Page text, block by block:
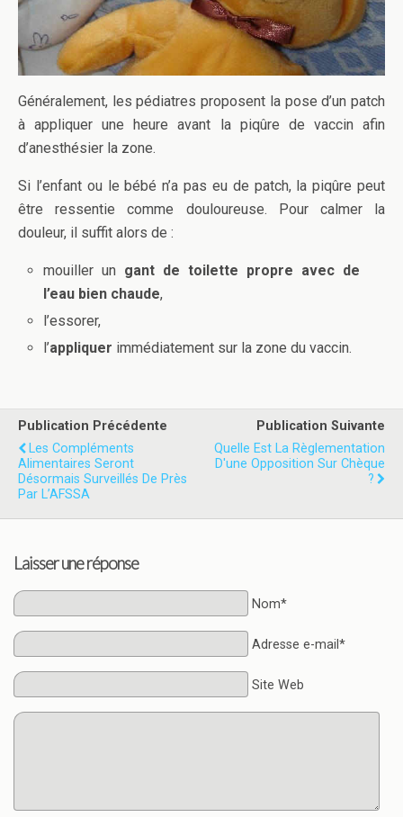
Généralement, les pédiatres proposent la pose d’un patch
à appliquer une heure avant la piqûre de vaccin afin
d’anesthésier la zone.
Si l’enfant ou le bébé n’a pas eu de patch, la piqûre peut
être ressentie comme douloureuse. Pour calmer la
douleur, il suffit alors de :
mouiller un gant de toilette propre avec de
l’eau bien chaude,
l’essorer,
l’appliquer immédiatement sur la zone du vaccin.
Publication Précédente
Les Compléments
Alimentaires Seront
Désormais Surveillés De Près
Par L’AFSSA
Publication Suivante
Quelle Est La Règlementation
D'une Opposition Sur Chèque
?
Laisser une réponse
Nom*
Adresse e-mail*
Site Web